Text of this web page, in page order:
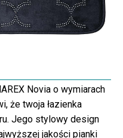
Novia o wymiarach
że twoja łazienka
Jego stylowy design
jakości pianki